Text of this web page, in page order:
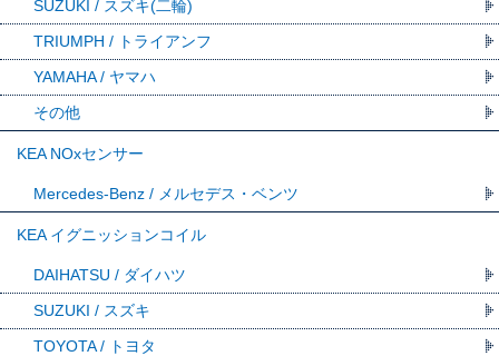
SUZUKI / スズキ(二輪)
TRIUMPH / トライアンフ
YAMAHA / ヤマハ
その他
KEA NOxセンサー
Mercedes-Benz / メルセデス・ベンツ
KEA イグニッションコイル
DAIHATSU / ダイハツ
SUZUKI / スズキ
TOYOTA / トヨタ